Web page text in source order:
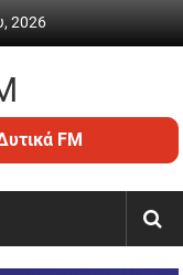
2026
FM